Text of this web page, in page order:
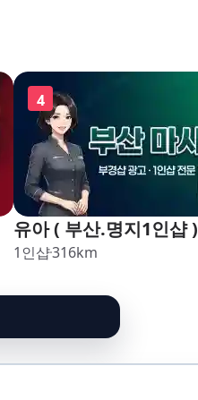
4
유아 ( 부산.명지1인샵 )
1인샵316km